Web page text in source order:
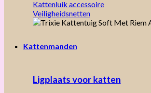
Kattenluik accessoire
Veiligheidsnetten
Kattenmanden
Ligplaats voor katten